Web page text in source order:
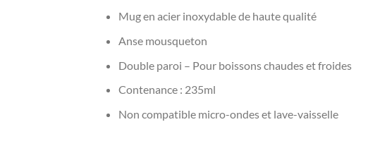
Mug en acier inoxydable de haute qualité
Anse mousqueton
Double paroi – Pour boissons chaudes et froides
Contenance : 235ml
Non compatible micro-ondes et lave-vaisselle